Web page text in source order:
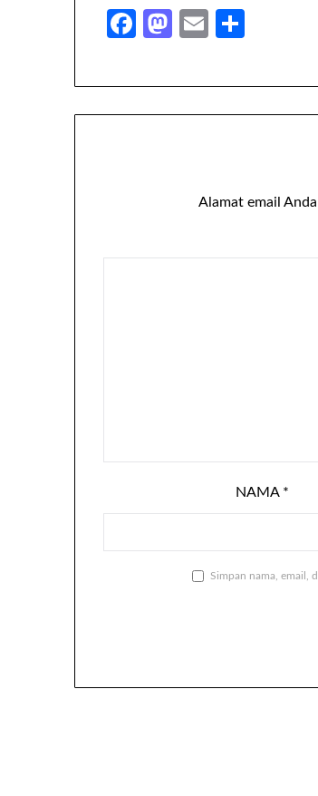
Facebook
Mastodon
Email
Alamat email
NAMA *
Simpan nama, email,